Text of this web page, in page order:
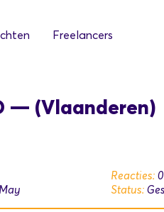
Freelancers
— (Vlaanderen)
Reacties: 0
Status: